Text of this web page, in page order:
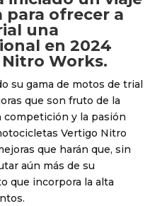
ofrecer a
una
en 2024
Works.
su gama de motos de trial
que son fruto de la
competición y la pasión
Vertigo Nitro
que harán que, sin
aún más de su
que incorpora la alta